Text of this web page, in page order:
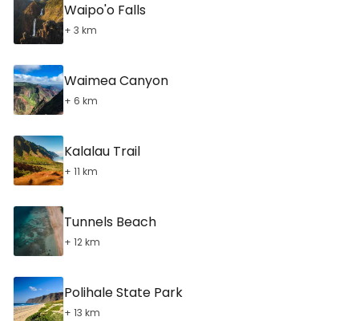
Waipo'o Falls
+ 3 km
Waimea Canyon
+ 6 km
Kalalau Trail
+ 11 km
Tunnels Beach
+ 12 km
Polihale State Park
+ 13 km